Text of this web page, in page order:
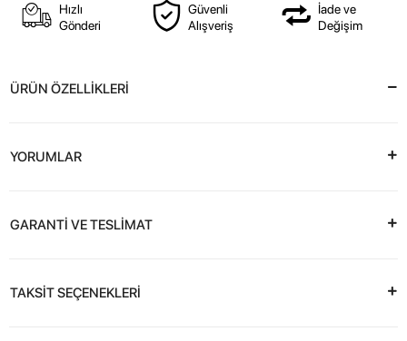
Hızlı
Gönderi
Güvenli
Alışveriş
İade ve
Değişim
ÜRÜN ÖZELLİKLERİ
YORUMLAR
GARANTİ VE TESLİMAT
TAKSİT SEÇENEKLERİ